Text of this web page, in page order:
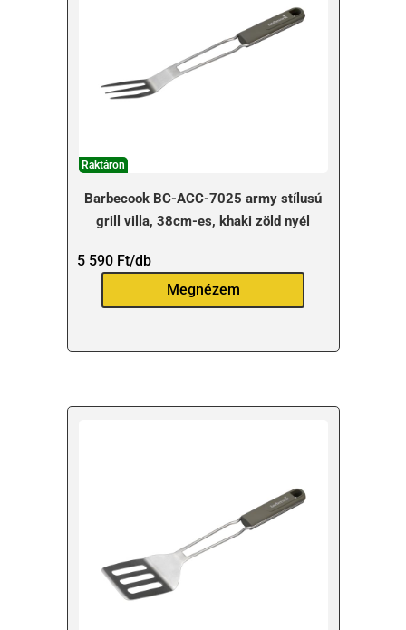
Raktáron
Barbecook BC-ACC-7025 army stílusú
grill villa, 38cm-es, khaki zöld nyél
5 590 Ft/db
Megnézem